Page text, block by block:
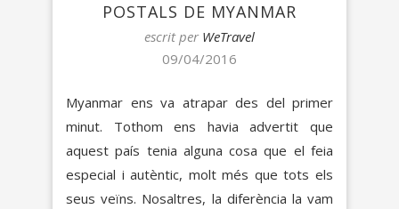
POSTALS DE MYANMAR
escrit per WeTravel
09/04/2016
Myanmar ens va atrapar des del primer
minut. Tothom ens havia advertit que
aquest país tenia alguna cosa que el feia
especial i autèntic, molt més que tots els
seus veïns. Nosaltres, la diferència la vam